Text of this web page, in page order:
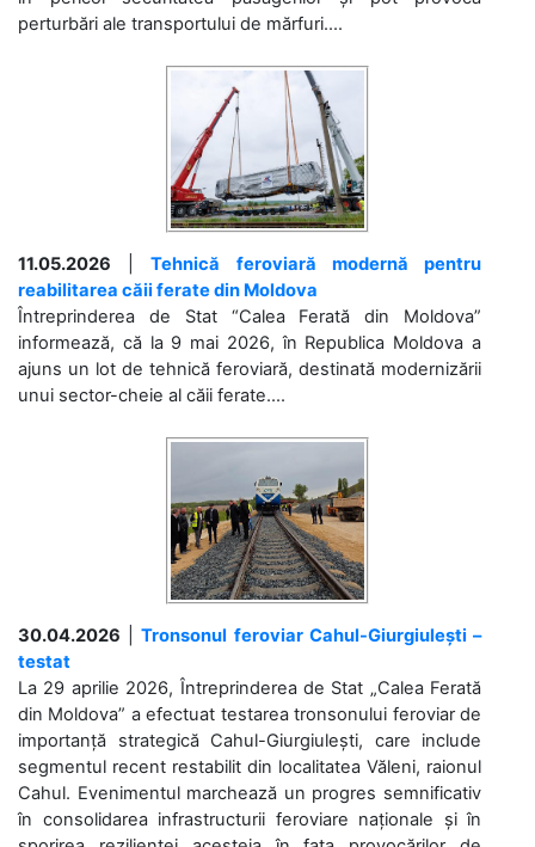
perturbări ale transportului de mărfuri....
11.05.2026 |Tehnică feroviară modernă pentru
reabilitarea căii ferate din Moldova
Întreprinderea de Stat “Calea Ferată din Moldova”
informează, că la 9 mai 2026, în Republica Moldova a
ajuns un lot de tehnică feroviară, destinată modernizării
unui sector-cheie al căii ferate....
30.04.2026 |Tronsonul feroviar Cahul-Giurgiulești –
testat
La 29 aprilie 2026, Întreprinderea de Stat „Calea Ferată
din Moldova” a efectuat testarea tronsonului feroviar de
importanță strategică Cahul-Giurgiulești, care include
segmentul recent restabilit din localitatea Văleni, raionul
Cahul. Evenimentul marchează un progres semnificativ
în consolidarea infrastructurii feroviare naționale și în